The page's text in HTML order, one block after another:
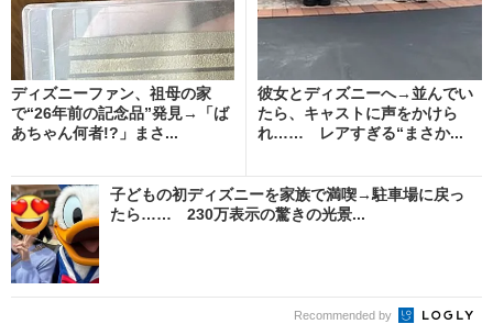
ディズニーファン、祖母の家
で“26年前の記念品”発見→「ば
あちゃん何者!?」まさ...
彼女とディズニーへ→並んでい
たら、キャストに声をかけら
れ…… レアすぎる“まさか...
子どもの初ディズニーを家族で満喫→駐車場に戻っ
たら…… 230万表示の驚きの光景...
Recommended by